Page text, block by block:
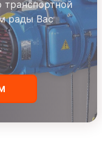
рады Вас